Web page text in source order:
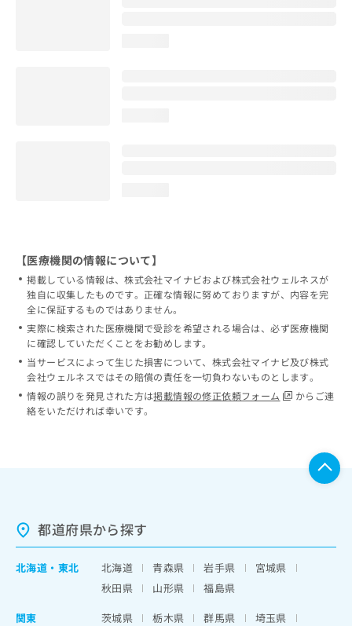
【医療機関の情報について】
掲載している情報は、株式会社マイナビおよび株式会社ウェルネスが
独自に収集したものです。正確な情報に努めておりますが、内容を完
全に保証するものではありません。
実際に検索された医療機関で受診を希望される場合は、必ず医療機関
に確認していただくことをお勧めします。
当サービスによって生じた損害について、株式会社マイナビ及び株式
会社ウェルネスではその賠償の責任を一切負わないものとします。
情報の誤りを発見された方は掲載情報の修正依頼フォーム
からご連
絡をいただければ幸いです。
都道府県から探す
北海道 ・ 東北 北海道 青森県 岩手県
宮城県
秋田県
山形県
福島県
関東
茨城県 栃木県 群馬県
埼玉県